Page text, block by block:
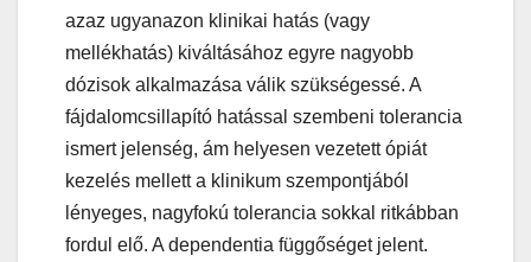
azaz ugyanazon klinikai hatás (vagy
mellékhatás) kiváltásához egyre nagyobb
dózisok alkalmazása válik szükségessé. A
fájdalomcsillapító hatással szembeni tolerancia
ismert jelenség, ám helyesen vezetett ópiát
kezelés mellett a klinikum szempontjából
lényeges, nagyfokú tolerancia sokkal ritkábban
fordul elő. A dependentia függőséget jelent.